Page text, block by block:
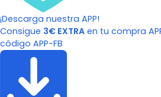
¡Descarga nuestra APP!
Consigue 3€ EXTRA en tu compra
código APP-FB